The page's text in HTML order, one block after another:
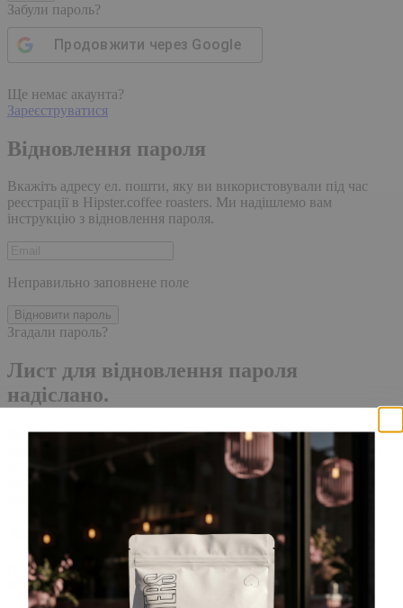
Забули пароль?
Продовжити через Google
Ще немає акаунта?
Зареєструватися
Відновлення пароля
Вкажіть адресу ел. пошти, яку ви використовували під час
реєстрації в Hipster.coffee roasters. Ми надішлемо вам
інструкцію з відновлення пароля.
Неправильно заповнене поле
Відновити пароль
Згадали пароль?
Лист для відновлення пароля
надіслано.
Лист із посиланням для скидання пароля було надіслано на
адресу електронної пошти, прив'язану до вашого облікового
запису, доставка повідомлення може зайняти кілька хвилин.
Будь ласка, зачекайте щонайменше 10 хвилин, перш ніж
Акаунт створено
Для завершення реєстрації, перейдіть за посиланням у листі,
який було надіслано Вам на пошту!